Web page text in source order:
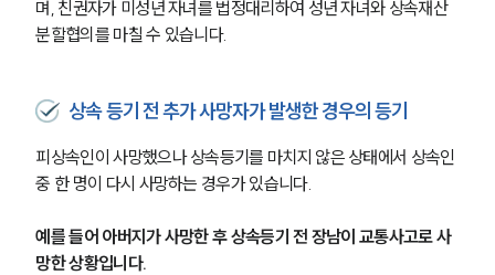
구성원 소개
소식/자료
언론보도
공지사항
법률 블로그
법률서식
며, 친권자가 미성년 자녀를 법정대리하여 성년 자녀와 상속재산
분할협의를 마칠 수 있습니다.
상속 등기 전 추가 사망자가 발생한 경우의 등기
피상속인이 사망했으나 상속등기를 마치지 않은 상태에서 상속인
중 한 명이 다시 사망하는 경우가 있습니다.
예를 들어 아버지가 사망한 후 상속등기 전 장남이 교통사고로 사
망한 상황입니다.